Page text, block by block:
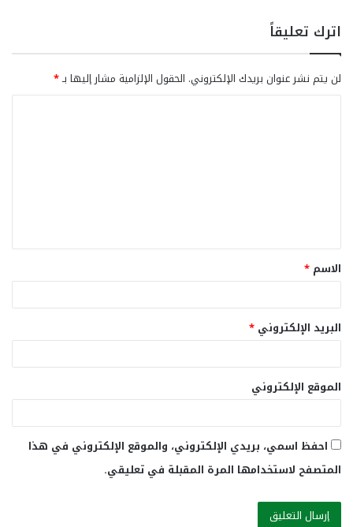
اترك تعليقاً
لن يتم نشر عنوان بريدك الإلكتروني. الحقول الإلزامية مشار إليها بـ*
ق
*
الاسم *
البريد الإلكتروني *
الموقع الإلكتروني
احفظ اسمي، بريدي الإلكتروني، والموقع الإلكتروني في هذا
المتصفح لاستخدامها المرة المقبلة في تعليقي.